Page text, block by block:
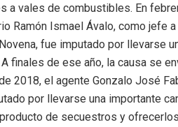
a vales de combustibles. En
Ramón Ismael Ávalo, como jefe a
fue imputado por llevarse
finales de ese año, la causa se
2018, el agente Gonzalo José
por llevarse una importante
de secuestros y